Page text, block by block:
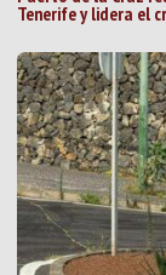
Tenerife y lidera el